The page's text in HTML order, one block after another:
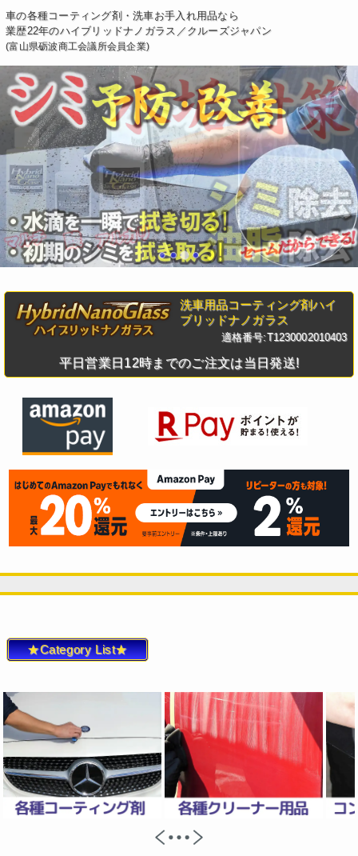
車の各種コーティング剤・洗車お手入れ用品なら
業歴22年のハイブリッドナノガラス／クルーズジャパン
(富山県砺波商工会議所会員企業)
洗車用品コーティング剤ハイ
ブリッドナノガラス
適格番号:T1230002010403
平日営業日12時までのご注文は当日発送!
★Category List★